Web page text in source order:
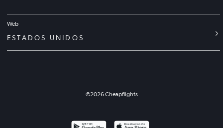
Web
ESTADOS UNIDOS
©2026Cheapflights